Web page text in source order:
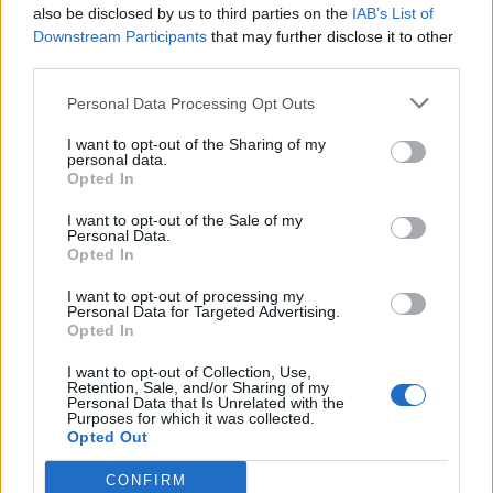
also be disclosed by us to third parties on the IAB’s List of
Downstream Participants that may further disclose it to other
Personal Data Processing Opt Outs
I want to opt-out of the Sharing of my
personal data.
Opted In
I want to opt-out of the Sale of my
Personal Data.
Opted In
I want to opt-out of processing my
Personal Data for Targeted Advertising.
Opted In
I want to opt-out of Collection, Use,
Retention, Sale, and/or Sharing of my
Personal Data that Is Unrelated with the
Purposes for which it was collected.
Opted Out
CONFIRM
εποικοδομητική άποψη με τη δημοσιογραφική
ιδιότητα αλλά και αυτή του πολίτη της Σπάρτης, και
όχι πλέον με την ιδιότητα του μέλους του Κινήματος
Πολιτών «Ελπίδα» από το οποίο αποχωρώ.»Σπάρτη
2/7/16